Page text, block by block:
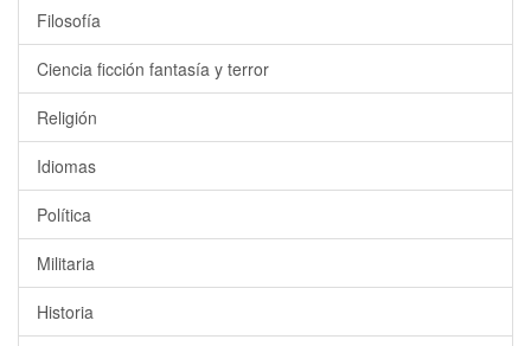
Filosofía
Ciencia ficción fantasía y terror
Religión
Idiomas
Política
Militaria
Historia